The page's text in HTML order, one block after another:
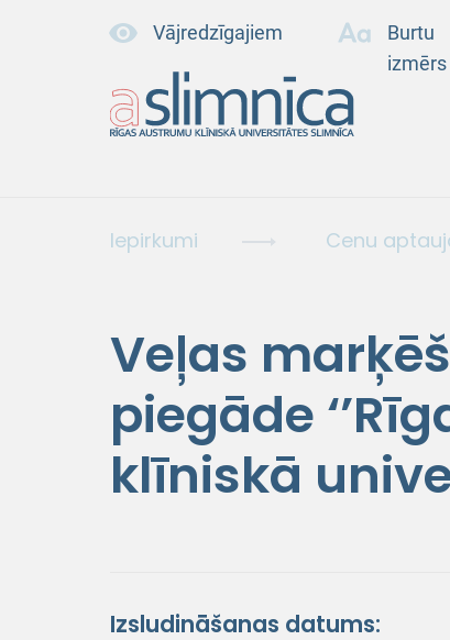
Vājredzīgajiem
Burtu
izmērs
Iepirkumi Cenu
Veļas
piegāde
klīniskā
Izsludināšanas datums: